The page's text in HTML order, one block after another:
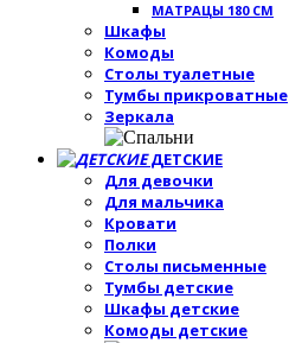
МАТРАЦЫ 180 СМ
Шкафы
Комоды
Столы туалетные
Тумбы прикроватные
Зеркала
ДЕТСКИЕ
Для девочки
Для мальчика
Кровати
Полки
Столы письменные
Тумбы детские
Шкафы детские
Комоды детские